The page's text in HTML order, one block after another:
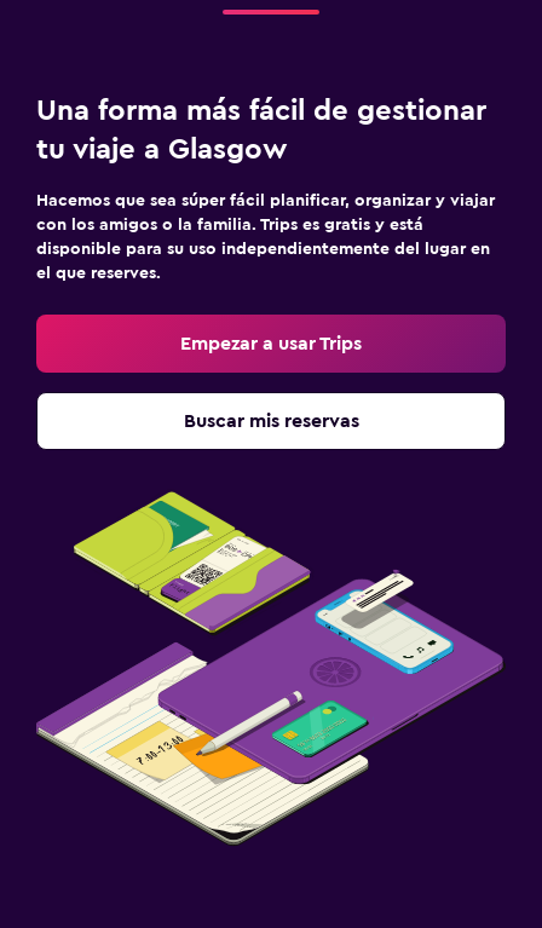
Actividades
Juegos de mesa/rompecabezas
Mesa de billar
Una forma más fácil de gestionar
tu viaje a Glasgow
Hacemos que sea súper fácil planificar, organizar y viajar
con los amigos o la familia. Trips es gratis y está
disponible para su uso independientemente del lugar en
el que reserves.
Empezar a usar Trips
Buscar mis reservas